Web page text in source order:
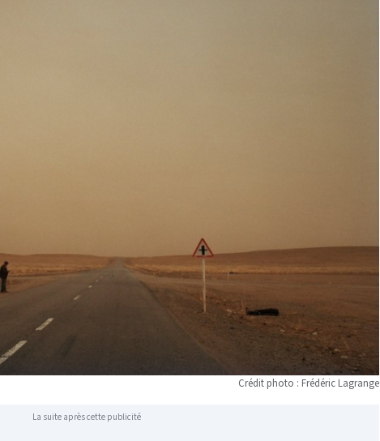
Crédit photo : Frédéric Lagrange
La suite après cette publicité